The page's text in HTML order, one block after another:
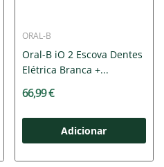
ORAL-B
Oral-B iO 2 Escova Dentes
Elétrica Branca +...
66,99 €
Adicionar